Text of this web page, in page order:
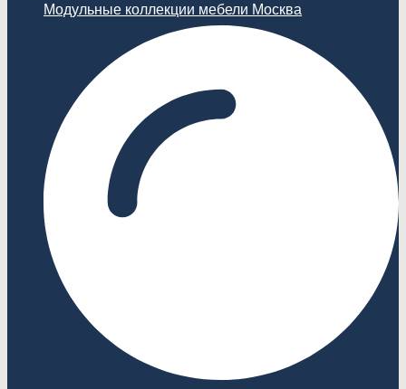
Модульные коллекции мебели Москва